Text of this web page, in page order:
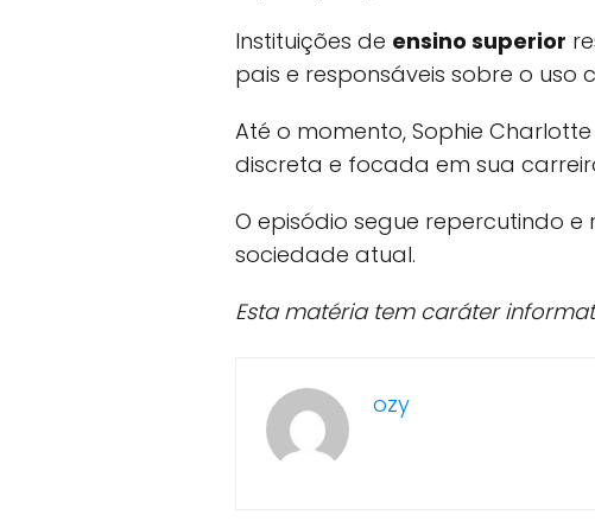
Instituições de ensino superior
pais e responsáveis sobre o
Até o momento, Sophie
discreta e focada em sua
O episódio segue repercutindo
sociedade atual.
Esta matéria tem caráter
ozy